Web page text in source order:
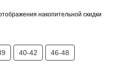
накопительной скидки
40-42 46-48